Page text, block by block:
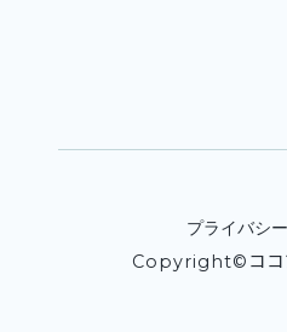
プライバシ
Copyright©ココ